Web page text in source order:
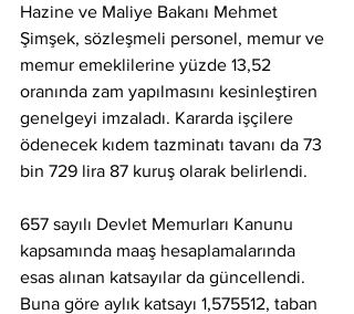
Hazine ve Maliye Bakanı Mehmet
Şimşek, sözleşmeli personel, memur ve
memur emeklilerine yüzde 13,52
oranında zam yapılmasını kesinleştiren
genelgeyi imzaladı. Kararda işçilere
ödenecek kıdem tazminatı tavanı da 73
bin 729 lira 87 kuruş olarak belirlendi.
657 sayılı Devlet Memurları Kanunu
kapsamında maaş hesaplamalarında
esas alınan katsayılar da güncellendi.
Buna göre aylık katsayı 1,575512, taban